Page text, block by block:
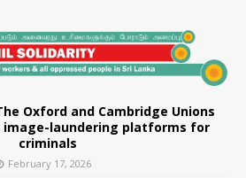
Oxford and Cambridge Unions
image-laundering platforms for
criminals
February 17, 2026